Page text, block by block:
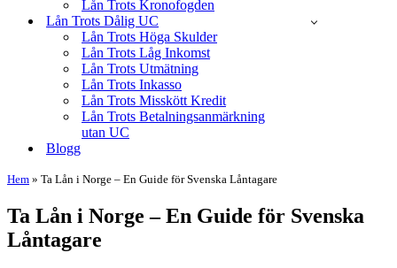
Lån Trots Kronofogden
Lån Trots Dålig UC
Lån Trots Höga Skulder
Lån Trots Låg Inkomst
Lån Trots Utmätning
Lån Trots Inkasso
Lån Trots Misskött Kredit
Lån Trots Betalningsanmärkning
utan UC
Blogg
Hem » Ta Lån i Norge – En Guide för Svenska Låntagare
Ta Lån i Norge – En Guide för Svenska
Låntagare